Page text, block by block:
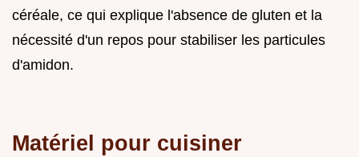
céréale, ce qui explique l'absence de gluten et la
nécessité d'un repos pour stabiliser les particules
d'amidon.
Matériel pour cuisiner